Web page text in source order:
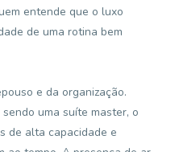
entende que o luxo
de uma rotina bem
e da organização.
uma suíte master, o
de alta capacidade e